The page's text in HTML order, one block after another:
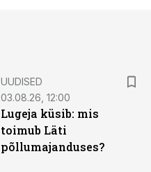
UUDISED
03.08.26, 12:00
Lugeja küsib: mis
toimub Läti
põllumajanduses?